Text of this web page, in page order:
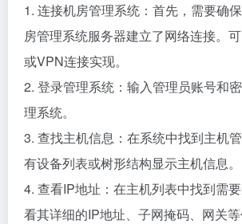
1. 连接机房管理系统：首先，需要确
房管理系统服务器建立了网络连接。
或VPN连接实现。
2. 登录管理系统：输入管理员账号和
理系统。
3. 查找主机信息：在系统中找到主机
有设备列表或树形结构显示主机信息。
4. 查看IP地址：在主机列表中找到需
看其详细的IP地址、子网掩码、网关等